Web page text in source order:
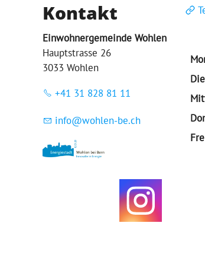
Kontakt
Einwohnergemeinde Wohlen
Hauptstrasse 26
3033 Wohlen
+41 31 828 81 11
nf w hl n-b ch